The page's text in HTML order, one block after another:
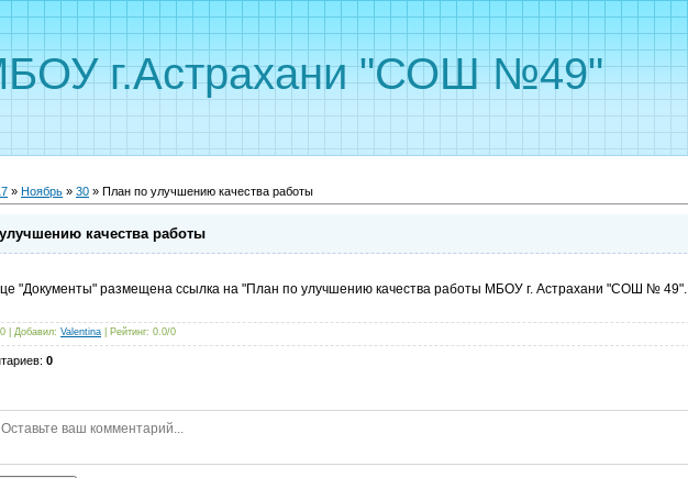
г.Астрахани "СОШ №49"
» Ноябрь » 30 » План по улучшению качества работы
качества работы
"Документы" размещена ссылка на "План по улучшению качества работы МБОУ г. Астрахани "СОШ № 49".
Добавил: Valentina Рейтинг: 0.0/0
: 0